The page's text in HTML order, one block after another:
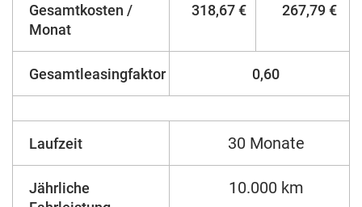
Gesamtkosten /
Monat
318,67 € 267,79 €
Gesamtleasingfaktor 0,60
Laufzeit 30 Monate
Jährliche
10.000 km